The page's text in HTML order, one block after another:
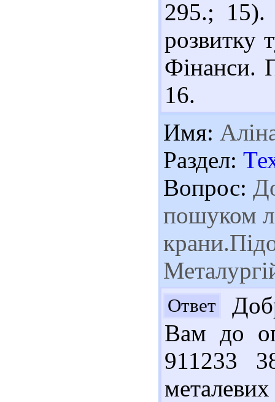
295.; 15).
розвитку
Фінанси.
16.
Имя:
Раздел:
Вопрос:
пошуком
Ответ
Вам до
911233